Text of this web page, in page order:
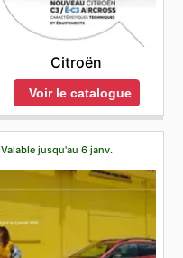
Citroën
Voir le catalogue
Valable jusqu'au 6 janv.